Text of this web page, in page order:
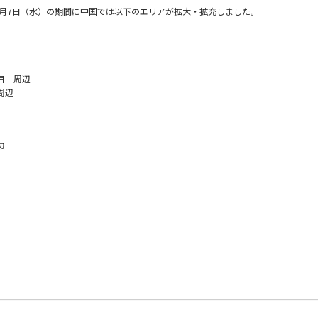
日（水）の期間に中国では以下のエリアが拡大・拡充しました。
周辺
辺